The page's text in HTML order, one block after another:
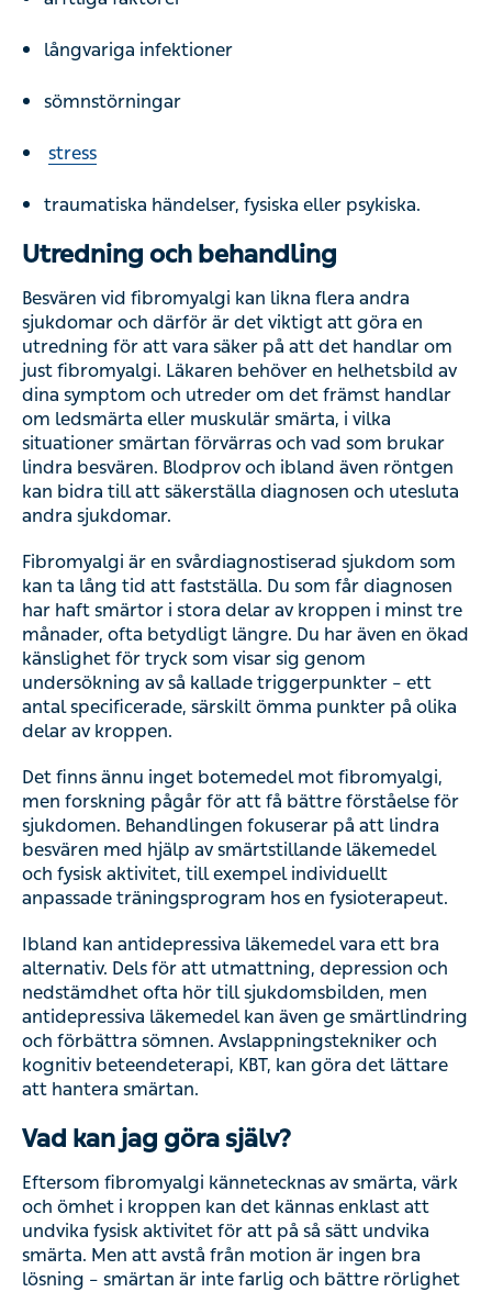
långvariga infektioner
sömnstörningar
stress
traumatiska händelser, fysiska eller psykiska.
Utredning och behandling
Besvären vid fibromyalgi kan likna flera andra
sjukdomar och därför är det viktigt att göra en
utredning för att vara säker på att det handlar om
just fibromyalgi. Läkaren behöver en helhetsbild av
dina symptom och utreder om det främst handlar
om ledsmärta eller muskulär smärta, i vilka
situationer smärtan förvärras och vad som brukar
lindra besvären. Blodprov och ibland även röntgen
kan bidra till att säkerställa diagnosen och utesluta
andra sjukdomar.
Fibromyalgi är en svårdiagnostiserad sjukdom som
kan ta lång tid att fastställa. Du som får diagnosen
har haft smärtor i stora delar av kroppen i minst tre
månader, ofta betydligt längre. Du har även en ökad
känslighet för tryck som visar sig genom
undersökning av så kallade triggerpunkter ­– ett
antal specificerade, särskilt ömma punkter på olika
delar av kroppen.
Det finns ännu inget botemedel mot fibromyalgi,
men forskning pågår för att få bättre förståelse för
sjukdomen. Behandlingen fokuserar på att lindra
besvären med hjälp av smärtstillande läkemedel
och fysisk aktivitet, till exempel individuellt
anpassade träningsprogram hos en fysioterapeut.
Ibland kan antidepressiva läkemedel vara ett bra
alternativ. Dels för att utmattning, depression och
nedstämdhet ofta hör till sjukdomsbilden, men
antidepressiva läkemedel kan även ge smärtlindring
och förbättra sömnen. Avslappningstekniker och
kognitiv beteendeterapi, KBT, kan göra det lättare
att hantera smärtan.
Vad kan jag göra själv?
Eftersom fibromyalgi kännetecknas av smärta, värk
och ömhet i kroppen kan det kännas enklast att
undvika fysisk aktivitet för att på så sätt undvika
smärta. Men att avstå från motion är ingen bra
lösning – smärtan är inte farlig och bättre rörlighet